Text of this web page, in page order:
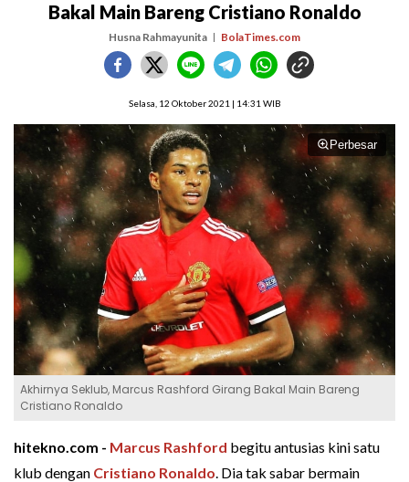
Bakal Main Bareng Cristiano Ronaldo
Husna Rahmayunita BolaTimes.com
Selasa, 12 Oktober 2021 | 14:31 WIB
Perbesar
Akhirnya Seklub, Marcus Rashford Girang Bakal Main Bareng
Cristiano Ronaldo
hitekno.com - Marcus Rashford begitu antusias kini satu
klub dengan Cristiano Ronaldo. Dia tak sabar bermain